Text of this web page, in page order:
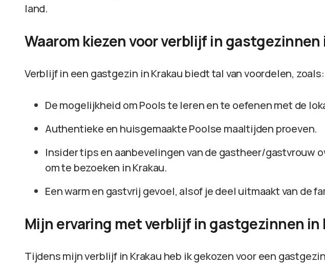
land.
Waarom kiezen voor verblijf in gastgezinnen
Verblijf in een gastgezin in Krakau biedt tal van voordelen, zoals:
De mogelijkheid om Pools te leren en te oefenen met de
Authentieke en huisgemaakte Poolse maaltijden proeven.
Insider tips en aanbevelingen van de gastheer/gastvrouw
om te bezoeken in Krakau.
Een warm en gastvrij gevoel, alsof je deel uitmaakt van de
Mijn ervaring met verblijf in gastgezinnen in
Tijdens mijn verblijf in Krakau heb ik gekozen voor een